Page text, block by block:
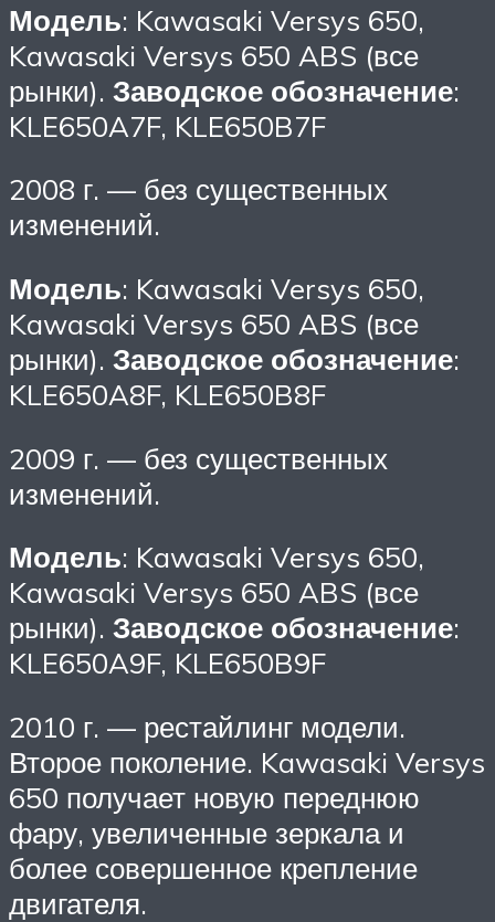
Модель: Kawasaki Versys 650,
Kawasaki Versys 650 ABS (все
рынки). Заводское обозначение:
KLE650A7F, KLE650B7F
2008 г. — без существенных
изменений.
Модель: Kawasaki Versys 650,
Kawasaki Versys 650 ABS (все
рынки). Заводское обозначение:
KLE650A8F, KLE650B8F
2009 г. — без существенных
изменений.
Модель: Kawasaki Versys 650,
Kawasaki Versys 650 ABS (все
рынки). Заводское обозначение:
KLE650A9F, KLE650B9F
2010 г. — рестайлинг модели.
Второе поколение. Kawasaki Versys
650 получает новую переднюю
фару, увеличенные зеркала и
более совершенное крепление
двигателя.